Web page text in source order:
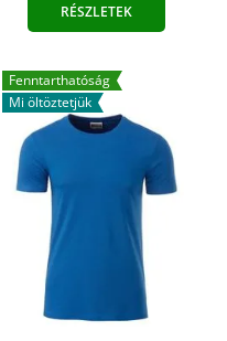
RÉSZLETEK
Fenntarthatóság
Mi öltöztetjük